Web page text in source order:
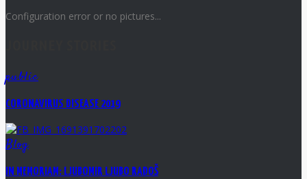
Configuration error or no pictures...
public
CORONAVIRUS DISEASE 2019
Blog
IN MEMORIAM: LJUBOMIR LJUBO RADOŠ